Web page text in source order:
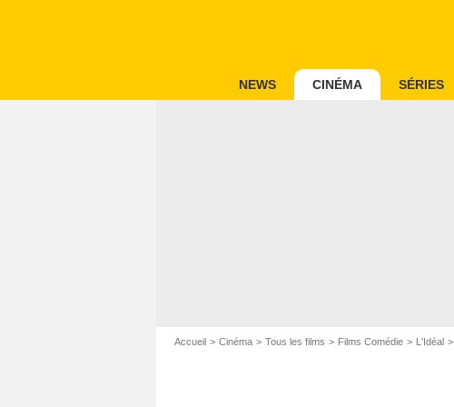
NEWS CINÉMA SÉRIES
Accueil Cinéma Tous les films Films Comédie L'Idéal